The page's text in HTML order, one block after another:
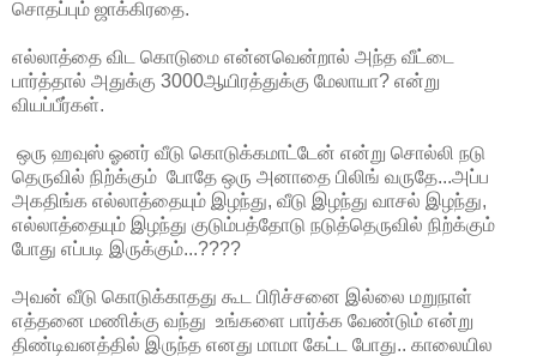
சொதப்பும் ஜாக்கிரதை.
எல்லாத்தை விட கொடுமை என்னவென்றால் அந்த வீட்டை
பார்த்தால் அதுக்கு 3000ஆயிரத்துக்கு மேலாயா? என்று
வியப்பீர்கள்.
ஒரு ஹவுஸ் ஓனர் வீடு கொடுக்கமாட்டேன் என்று சொல்லி நடு
தெருவில் நிற்க்கும் போதே ஒரு அனாதை பிலிங் வருதே...அப்ப
அகதிங்க எல்லாத்தையும் இழந்து, வீடு இழந்து வாசல் இழந்து,
எல்லாத்தையும் இழந்து குடும்பத்தோடு நடுத்தெருவில் நிற்க்கும்
போது எப்படி இருக்கும்...????
அவன் வீடு கொடுக்காதது கூட பிரிச்சனை இல்லை மறுநாள்
எத்தனை மணிக்கு வந்து உங்களை பார்க்க வேண்டும் என்று
திண்டிவனத்தில் இருந்த எனது மாமா கேட்ட போது.. காலையில